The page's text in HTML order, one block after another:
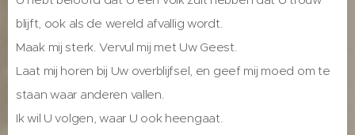
blijft, ook als de wereld afvallig wordt.
Maak mij sterk. Vervul mij met Uw Geest.
Laat mij horen bij Uw overblijfsel, en geef mij moed om te
staan waar anderen vallen.
Ik wil U volgen, waar U ook heengaat.